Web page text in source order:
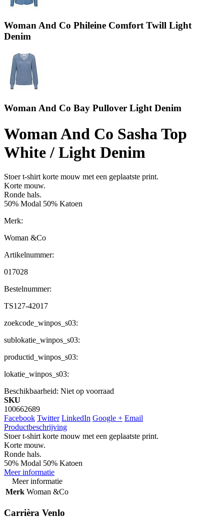
Woman And Co Phileine Comfort Twill Light
Denim
Woman And Co Bay Pullover Light Denim
Woman And Co Sasha Top
White / Light Denim
Stoer t-shirt korte mouw met een geplaatste print.
Korte mouw.
Ronde hals.
50% Modal 50% Katoen
Merk:
Woman &Co
Artikelnummer:
017028
Bestelnummer:
TS127-42017
zoekcode_winpos_s03:
sublokatie_winpos_s03:
productid_winpos_s03:
lokatie_winpos_s03:
Beschikbaarheid: Niet op voorraad
SKU
100662689
Facebook Twitter LinkedIn Google + Email
Productbeschrijving
Stoer t-shirt korte mouw met een geplaatste print.
Korte mouw.
Ronde hals.
50% Modal 50% Katoen
Meer informatie
Meer informatie
Merk Woman &Co
Carrièra Venlo